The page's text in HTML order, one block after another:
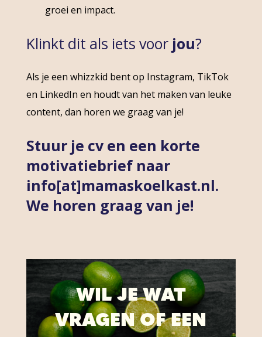
groei en impact.
Klinkt dit als iets voor jou?
Als je een whizzkid bent op Instagram, TikTok
en LinkedIn en houdt van het maken van leuke
content, dan horen we graag van je!
Stuur je cv en een korte
motivatiebrief naar
info[at]mamaskoelkast.nl.
We horen graag van je!
WIL JE WAT
VRAGEN OF EEN